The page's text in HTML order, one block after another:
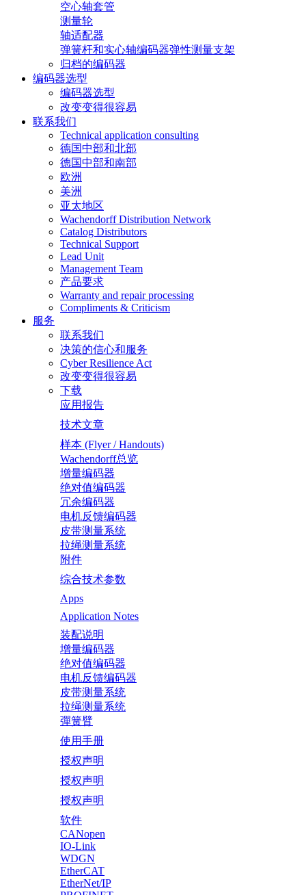
空心轴套管
测量轮
轴适配器
弹簧杆和实心轴编码器弹性测量支架
归档的编码器
编码器选型
编码器选型
改变变得很容易
联系我们
Technical application consulting
德国中部和北部
德国中部和南部
欧洲
美洲
亚太地区
Wachendorff Distribution Network
Catalog Distributors
Technical Support
Lead Unit
Management Team
产品要求
Warranty and repair processing
Compliments & Criticism
服务
联系我们
决策的信心和服务
Cyber Resilience Act
改变变得很容易
下载
应用报告
技术文章
样本 (Flyer / Handouts)
Wachendorff总览
增量编码器
绝对值编码器
冗余编码器
电机反馈编码器
皮带测量系统
拉绳测量系统
附件
综合技术参数
Apps
Application Notes
装配说明
增量编码器
绝对值编码器
电机反馈编码器
皮带测量系统
拉绳测量系统
彈簧臂
使用手册
授权声明
授权声明
授权声明
软件
CANopen
IO-Link
WDGN
EtherCAT
EtherNet/IP